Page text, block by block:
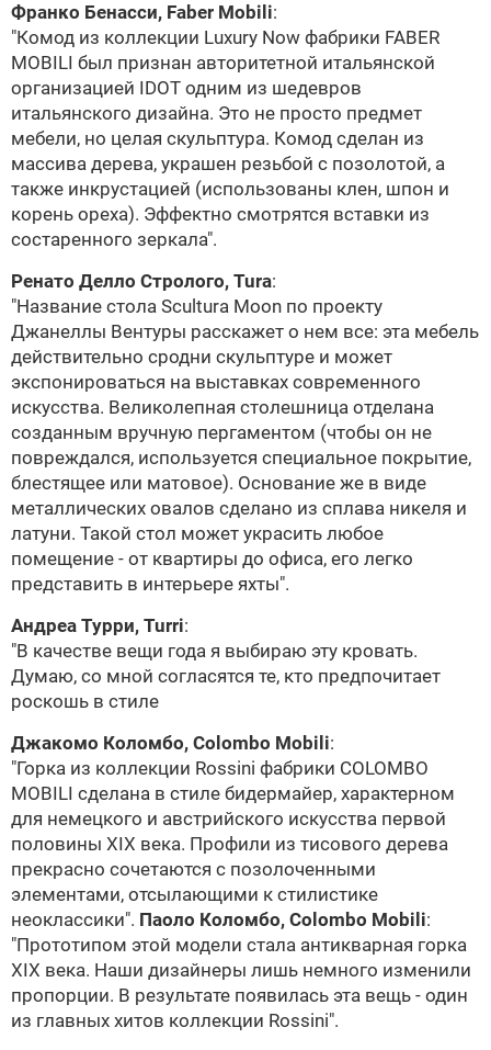
Франко Бенасси, Faber Mobili:
"Комод из коллекции Luxury Now фабрики FABER
MOBILI был признан авторитетной итальянской
организацией IDOT одним из шедевров
итальянского дизайна. Это не просто предмет
мебели, но целая скульптура. Комод сделан из
массива дерева, украшен резьбой с позолотой, а
также инкрустацией (использованы клен, шпон и
корень ореха). Эффектно смотрятся вставки из
состаренного зеркала".
Ренато Делло Стролого, Tura:
"Название стола Scultura Moon по проекту
Джанеллы Вентуры расскажет о нем все: эта мебель
действительно сродни скульптуре и может
экспонироваться на выставках современного
искусства. Великолепная столешница отделана
созданным вручную пергаментом (чтобы он не
повреждался, используется специальное покрытие,
блестящее или матовое). Основание же в виде
металлических овалов сделано из сплава никеля и
латуни. Такой стол может украсить любое
помещение - от квартиры до офиса, его легко
представить в интерьере яхты".
Андреа Турри, Turri:
"В качестве вещи года я выбираю эту кровать.
Думаю, со мной согласятся те, кто предпочитает
роскошь в стиле
Джакомо Коломбо, Colombo Mobili:
"Горка из коллекции Rossini фабрики COLOMBO
MOBILI сделана в стиле бидермайер, характерном
для немецкого и австрийского искусства первой
половины XIX века. Профили из тисового дерева
прекрасно сочетаются с позолоченными
элементами, отсылающими к стилистике
неоклассики". Паоло Коломбо, Colombo Mobili:
"Прототипом этой модели стала антикварная горка
XIX века. Наши дизайнеры лишь немного изменили
пропорции. В результате появилась эта вещь - один
из главных хитов коллекции Rossini".